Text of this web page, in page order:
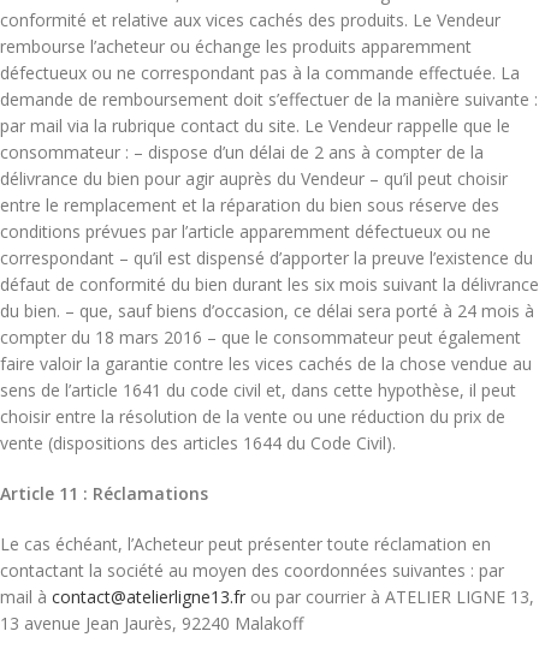
conformité et relative aux vices cachés des produits. Le Vendeur
rembourse l’acheteur ou échange les produits apparemment
défectueux ou ne correspondant pas à la commande effectuée. La
demande de remboursement doit s’effectuer de la manière suivante :
par mail via la rubrique contact du site. Le Vendeur rappelle que le
consommateur : – dispose d’un délai de 2 ans à compter de la
délivrance du bien pour agir auprès du Vendeur – qu’il peut choisir
entre le remplacement et la réparation du bien sous réserve des
conditions prévues par l’article apparemment défectueux ou ne
correspondant – qu’il est dispensé d’apporter la preuve l’existence du
défaut de conformité du bien durant les six mois suivant la délivrance
du bien. – que, sauf biens d’occasion, ce délai sera porté à 24 mois à
compter du 18 mars 2016 – que le consommateur peut également
faire valoir la garantie contre les vices cachés de la chose vendue au
sens de l’article 1641 du code civil et, dans cette hypothèse, il peut
choisir entre la résolution de la vente ou une réduction du prix de
vente (dispositions des articles 1644 du Code Civil).
Article 11 : Réclamations
Le cas échéant, l’Acheteur peut présenter toute réclamation en
contactant la société au moyen des coordonnées suivantes : par
mail à contact@atelierligne13.fr ou par courrier à ATELIER LIGNE 13,
13 avenue Jean Jaurès, 92240 Malakoff